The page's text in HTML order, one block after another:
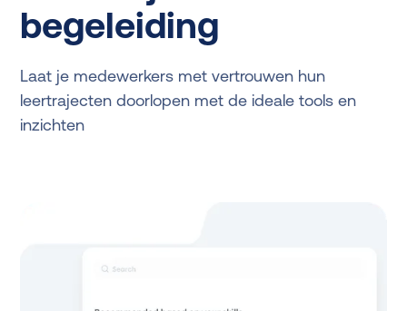
begeleiding
Laat je medewerkers met vertrouwen hun
leertrajecten doorlopen met de ideale tools en
inzichten